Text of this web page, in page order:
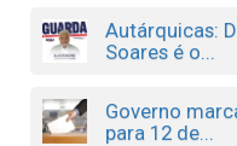
Autárquicas:
Soares é o...
Governo
para 12 de...